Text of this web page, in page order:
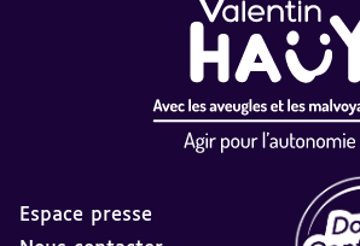
Espace presse